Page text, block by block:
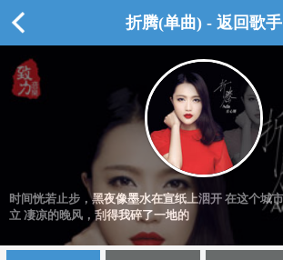
折腾(单曲) - 返回歌手
时间恍若止步，黑夜像墨水在宣纸上洇开 在这个城
立 凄凉的晚风，刮得我碎了一地的